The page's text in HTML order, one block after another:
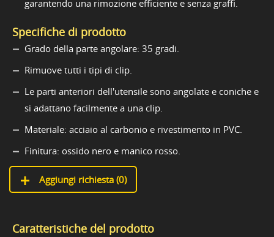
garantendo una rimozione efficiente e senza graffi.
Specifiche di prodotto
Grado della parte angolare: 35 gradi.
Rimuove tutti i tipi di clip.
Le parti anteriori dell'utensile sono angolate e coniche e
si adattano facilmente a una clip.
Materiale: acciaio al carbonio e rivestimento in PVC.
Finitura: ossido nero e manico rosso.
Aggiungi richiesta (0)
Caratteristiche del prodotto